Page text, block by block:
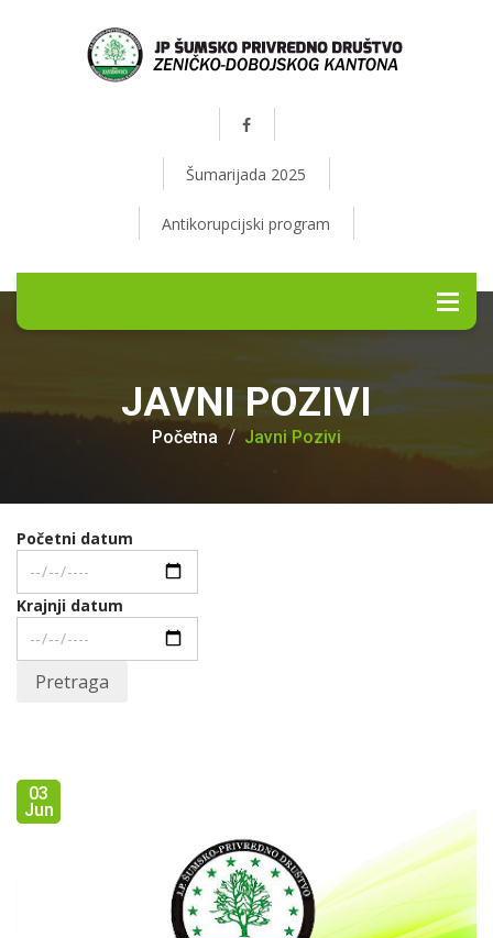
Šumarijada 2025
Antikorupcijski program
JAVNI POZIVI
Početna Javni Pozivi
Početni datum
Krajnji datum
Pretraga
03
Jun